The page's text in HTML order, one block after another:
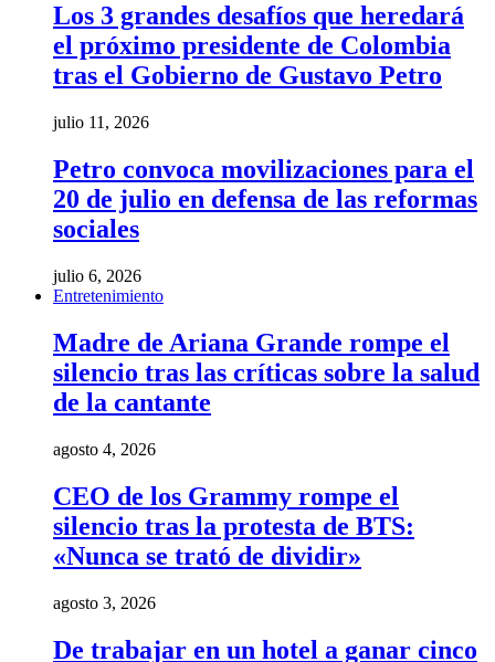
Los 3 grandes desafíos que heredará
el próximo presidente de Colombia
tras el Gobierno de Gustavo Petro
julio 11, 2026
Petro convoca movilizaciones para el
20 de julio en defensa de las reformas
sociales
julio 6, 2026
Entretenimiento
Madre de Ariana Grande rompe el
silencio tras las críticas sobre la salud
de la cantante
agosto 4, 2026
CEO de los Grammy rompe el
silencio tras la protesta de BTS:
«Nunca se trató de dividir»
agosto 3, 2026
De trabajar en un hotel a ganar cinco